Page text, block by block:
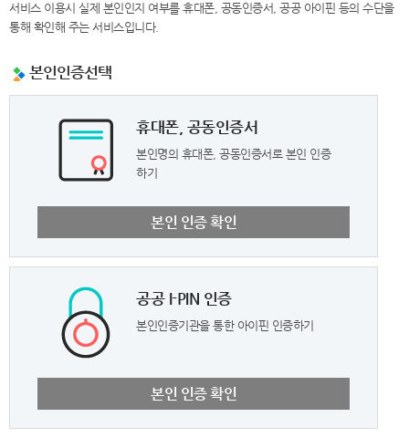
서비스 이용시 실제 본인인지 여부를 휴대폰, 공동인증서, 공공 아이핀 등의 수단을
통해 확인해 주는 서비스입니다.
본인인증선택
휴대폰, 공동인증서
본인명의 휴대폰, 공동인증서로 본인 인증
하기
본인 인증 확인
공공 I-PIN 인증
본인인증기관을 통한 아이핀 인증하기
본인 인증 확인